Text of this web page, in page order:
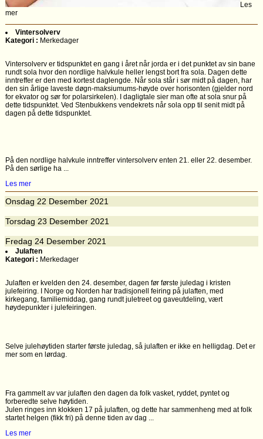
Les
mer
Vintersolverv
Kategori : Merkedager
Vintersolverv er tidspunktet en gang i året når jorda er i det punktet av sin bane
rundt sola hvor den nordlige halvkule heller lengst bort fra sola. Dagen dette
inntreffer er den med kortest daglengde. Når sola står i sør midt på dagen, har
den sin årlige laveste døgn-maksiumums-høyde over horisonten (gjelder nord
for ekvator og sør for polarsirkelen). I dagligtale sier man ofte at sola snur på
dette tidspunktet. Ved Stenbukkens vendekrets når sola opp til senit midt på
dagen på dette tidspunktet.
På den nordlige halvkule inntreffer vintersolverv enten 21. eller 22. desember.
På den sørlige ha ...
Les mer
Onsdag 22 Desember 2021
Torsdag 23 Desember 2021
Fredag 24 Desember 2021
Julaften
Kategori : Merkedager
Julaften er kvelden den 24. desember, dagen før første juledag i kristen
julefeiring. I Norge og Norden har tradisjonell feiring på julaften, med
kirkegang, familiemiddag, gang rundt juletreet og gaveutdeling, vært
høydepunkter i julefeiringen.
Selve julehøytiden starter første juledag, så julaften er ikke en helligdag. Det er
mer som en lørdag.
Fra gammelt av var julaften den dagen da folk vasket, ryddet, pyntet og
forberedte selve høytiden.
Julen ringes inn klokken 17 på julaften, og dette har sammenheng med at folk
startet helgen (fikk fri) på denne tiden av dag ...
Les mer